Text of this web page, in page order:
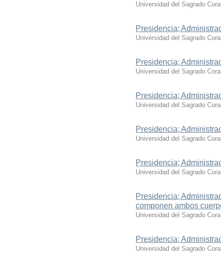
Universidad del Sagrado
Presidencia;
Universidad del Sagrado
Presidencia;
Universidad del Sagrado
Presidencia;
Universidad del Sagrado
Presidencia;
Universidad del Sagrado
Presidencia;
Universidad del Sagrado
Presidencia;
componen ambos
Universidad del Sagrado
Presidencia;
Universidad del Sagrado